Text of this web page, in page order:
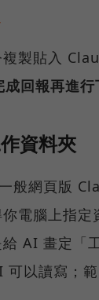
複製貼入
回報再進行
資料夾
般網頁版
電腦上指定
AI 畫定「
可以讀寫；